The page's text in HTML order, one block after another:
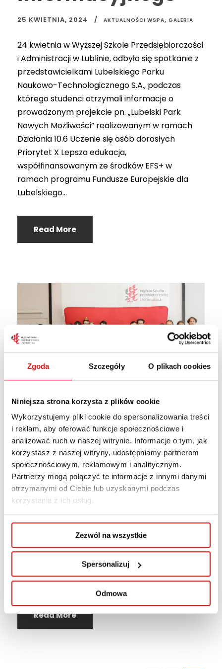
Zgoda Szczegóły O plikach cookies
Niniejsza strona korzysta z plików cookie
Wykorzystujemy pliki cookie do spersonalizowania treści
i reklam, aby oferować funkcje społecznościowe i
analizować ruch w naszej witrynie. Informacje o tym, jak
korzystasz z naszej witryny, udostępniamy partnerom
społecznościowym, reklamowym i analitycznym.
Partnerzy mogą połączyć te informacje z innymi danymi
otrzymanymi od Ciebie lub uzyskanymi podczas
korzystania z ich usług.
Zezwól na wszystkie
Spersonalizuj
Odmowa
25 KWIETNIA, 2024 AKTUALNOŚCI WSPA, GALERIA
24 kwietnia w Wyższej Szkole Przedsiębiorczości
i Administracji w Lublinie, odbyło się spotkanie z
przedstawicielkami Lubelskiego Parku
Naukowo-Technologicznego S.A., podczas
którego studenci otrzymali informacje o
prowadzonym projekcie pn. „Lubelski Park
Nowych Możliwości” realizowanym w ramach
Działania 10.6 Uczenie się osób dorosłych
Priorytet X Lepsza edukacja,
współfinansowanym ze środków EFS+ w
ramach programu Fundusze Europejskie dla
Lubelskiego...
Read More
Relacja z wykładu
„Doświadczony
Junior – paradoks
czy realne
życzenie firmy IT?”
10 MAJA, 2023
AKTUALNOŚCI WSPA, GALERIA, STUDENT
Read More